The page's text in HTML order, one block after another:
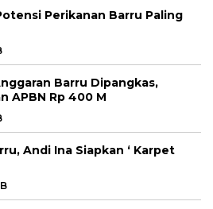
Perikanan Barru Paling
Barru Dipangkas,
APBN Rp 400 M
Andi Ina Siapkan ‘ Karpet